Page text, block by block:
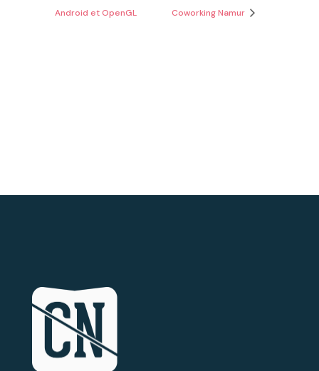
Android et OpenGL
Coworking Namur